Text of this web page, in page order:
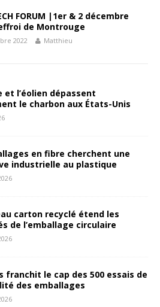
FORUM |1er & 2 décembre
de Montrouge
2022 Matthieu
et l’éolien dépassent
le charbon aux États-Unis
en fibre cherchent une
industrielle au plastique
carton recyclé étend les
de l’emballage circulaire
franchit le cap des 500 essais de
des emballages